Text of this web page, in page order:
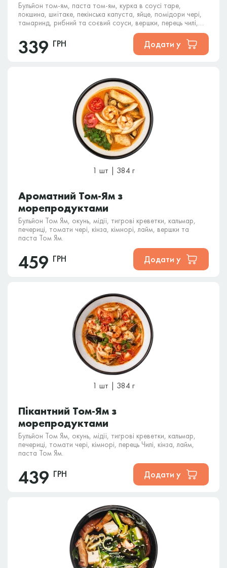
Бульйон том-ям, паста том-ям, курка в соусі таре,
локшина, шиїтаке, пекінська капуста, яйце, помідори чері,
тамаринд, рибний та соєвий соуси, вершки, перець чилі,
339 ГРН Додати у
1 шт | 384 г
Ароматний Том-Ям з
морепродуктами
Бульйон Том Ям, окунь, мідії, тигрові креветки, кальмар,
печериці, томати чері, кінза, кімнорі, лайм, вершки та
паста Том Ям.
459 ГРН Додати у
1 шт | 384 г
Пікантний Том-Ям з
морепродуктами
Бульйон Том Ям, окунь, мідії, тигрові креветки, кальмар,
печериці, томати чері, кімнорі, перець Чилі, кінза, лайм,
паста Том Ям.
439 ГРН Додати у